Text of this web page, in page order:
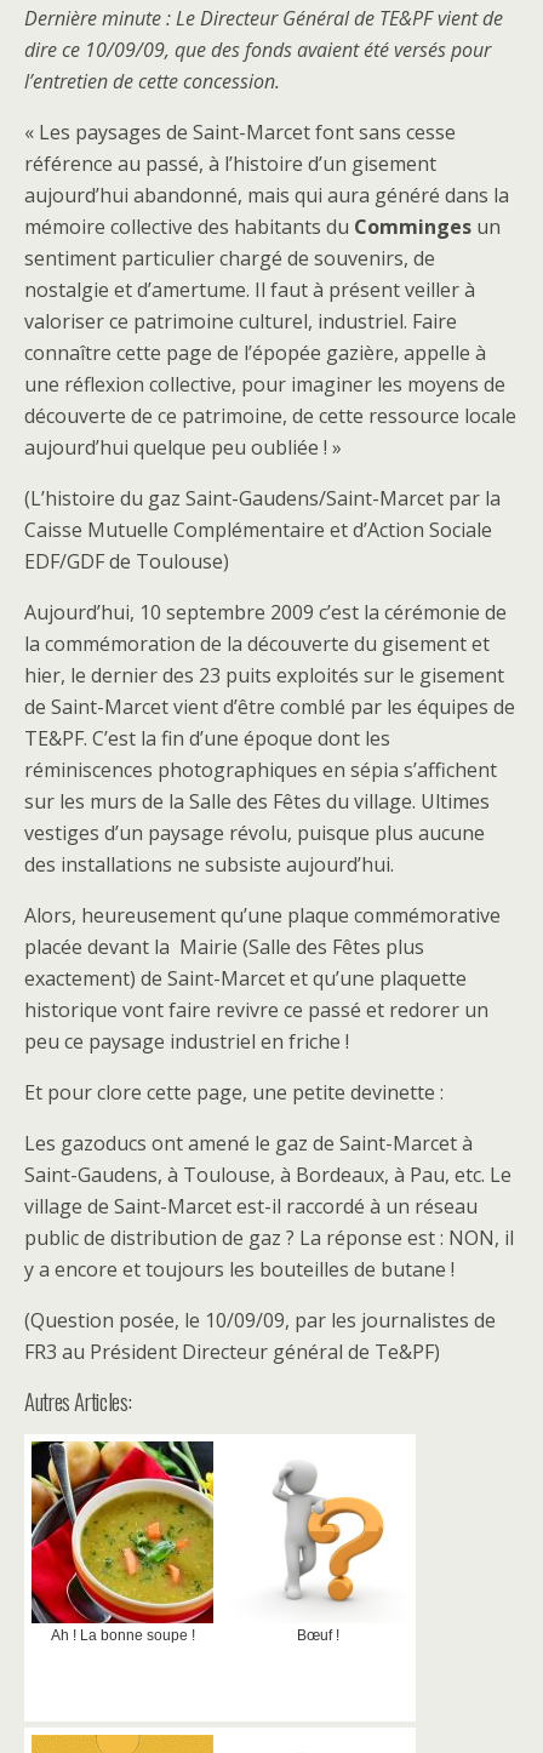
Dernière minute : Le Directeur Général de TE&PF vient de
dire ce 10/09/09, que des fonds avaient été versés pour
l’entretien de cette concession.
« Les paysages de Saint-Marcet font sans cesse
référence au passé, à l’histoire d’un gisement
aujourd’hui abandonné, mais qui aura généré dans la
mémoire collective des habitants du Comminges un
sentiment particulier chargé de souvenirs, de
nostalgie et d’amertume. Il faut à présent veiller à
valoriser ce patrimoine culturel, industriel. Faire
connaître cette page de l’épopée gazière, appelle à
une réflexion collective, pour imaginer les moyens de
découverte de ce patrimoine, de cette ressource locale
aujourd’hui quelque peu oubliée ! »
(L’histoire du gaz Saint-Gaudens/Saint-Marcet par la
Caisse Mutuelle Complémentaire et d’Action Sociale
EDF/GDF de Toulouse)
Aujourd’hui, 10 septembre 2009 c’est la cérémonie de
la commémoration de la découverte du gisement et
hier, le dernier des 23 puits exploités sur le gisement
de Saint-Marcet vient d’être comblé par les équipes de
TE&PF. C’est la fin d’une époque dont les
réminiscences photographiques en sépia s’affichent
sur les murs de la Salle des Fêtes du village. Ultimes
vestiges d’un paysage révolu, puisque plus aucune
des installations ne subsiste aujourd’hui.
Alors, heureusement qu’une plaque commémorative
placée devant la Mairie (Salle des Fêtes plus
exactement) de Saint-Marcet et qu’une plaquette
historique vont faire revivre ce passé et redorer un
peu ce paysage industriel en friche !
Et pour clore cette page, une petite devinette :
Les gazoducs ont amené le gaz de Saint-Marcet à
Saint-Gaudens, à Toulouse, à Bordeaux, à Pau, etc. Le
village de Saint-Marcet est-il raccordé à un réseau
public de distribution de gaz ? La réponse est : NON, il
y a encore et toujours les bouteilles de butane !
(Question posée, le 10/09/09, par les journalistes de
FR3 au Président Directeur général de Te&PF)
Autres Articles:
Ah ! La bonne soupe ! Bœuf !